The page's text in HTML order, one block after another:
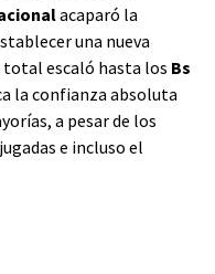
acaparó la
una nueva
total escaló hasta los Bs
la confianza absoluta
a pesar de los
e incluso el